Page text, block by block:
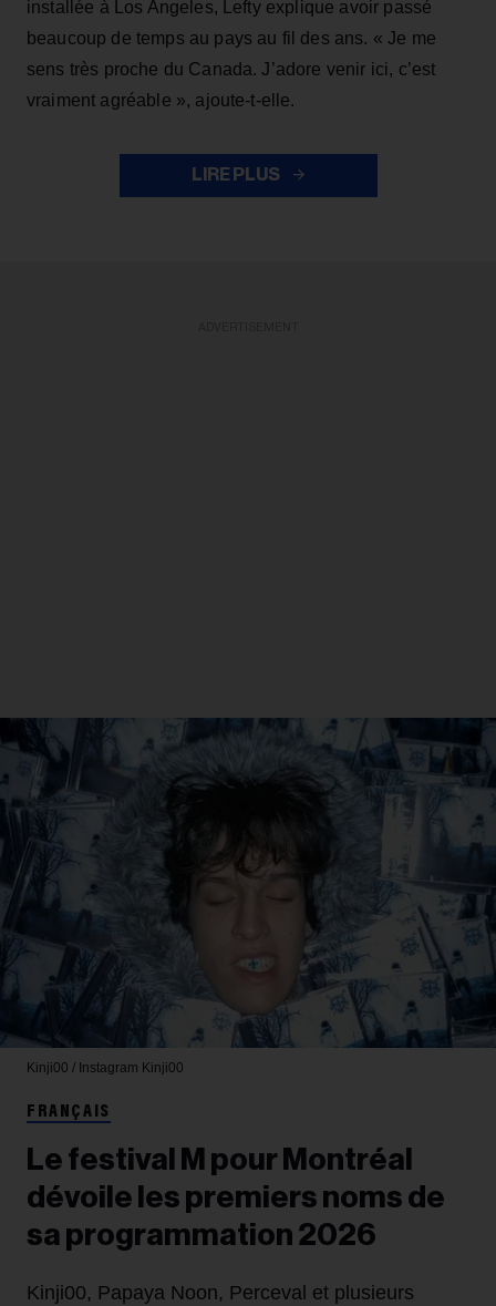
installée à Los Angeles, Lefty explique avoir passé
beaucoup de temps au pays au fil des ans. « Je me
sens très proche du Canada. J’adore venir ici, c’est
vraiment agréable », ajoute-t-elle.
LIRE PLUS
Kinji00 / Instagram Kinji00
FRANÇAIS
Le festival M pour Montréal
dévoile les premiers noms de
sa programmation 2026
Kinji00, Papaya Noon, Perceval et plusieurs